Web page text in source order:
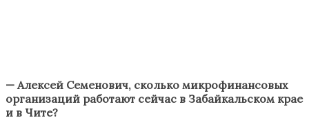
— Алексей Семенович, сколько микрофинансовых
организаций работают сейчас в Забайкальском крае
и в Чите?